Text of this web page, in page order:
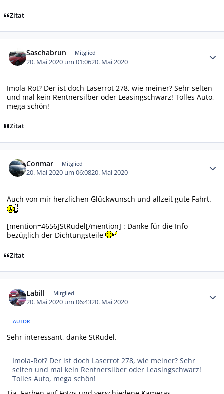
Zitat
Saschabrun Mitglied
20. Mai 2020 um 01:0620. Mai 2020
Imola-Rot? Der ist doch Laserrot 278, wie meiner? Sehr selten
und mal kein Rentnersilber oder Leasingschwarz! Tolles Auto,
mega schön!
Zitat
Conmar Mitglied
20. Mai 2020 um 06:0820. Mai 2020
Auch von mir herzlichen Glückwunsch und allzeit gute Fahrt.
[mention=4656]StRudel[/mention] : Danke für die Info
bezüglich der Dichtungsteile
Zitat
Labill Mitglied
20. Mai 2020 um 06:4320. Mai 2020
AUTOR
Sehr interessant, danke StRudel.
Imola-Rot? Der ist doch Laserrot 278, wie meiner? Sehr
selten und mal kein Rentnersilber oder Leasingschwarz!
Tolles Auto, mega schön!